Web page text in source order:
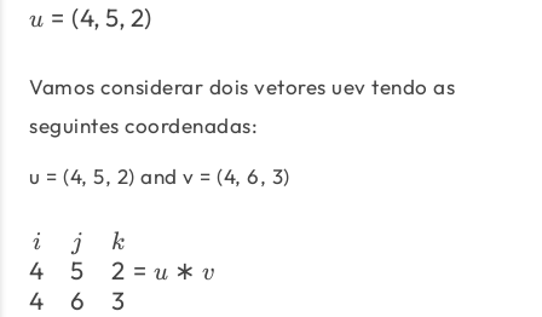
u = (4, 5,2)
Vamos considerar dois vetores uev tendo as
seguintes coordenadas:
u = (4, 5, 2) and v = (4, 6, 3)
i
4
4
j
5
6
k
2
3
= u ∗ v